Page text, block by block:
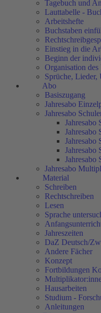
Tagebuch und
Lauttabelle -
Arbeitshefte
Buchstaben
Einstieg in die
Beginn der
Organisation
Sprüche, Lieder,
Abo
Basiszugang
Jahresabo
Jahresabo
Jahresabo
Jahresabo
Jahresabo
Jahresabo
Jahresabo
Jahresabo
Material
Schreiben
Rechtschreiben
Lesen
Sprache
Jahreszeiten
DaZ Deutsch/
Andere Fächer
Konzept
Fortbildungen
Hausarbeiten
Studium -
Anleitungen